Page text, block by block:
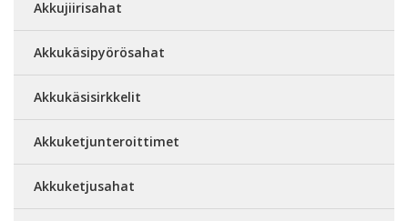
Akkujiirisahat
Akkukäsipyörösahat
Akkukäsisirkkelit
Akkuketjunteroittimet
Akkuketjusahat